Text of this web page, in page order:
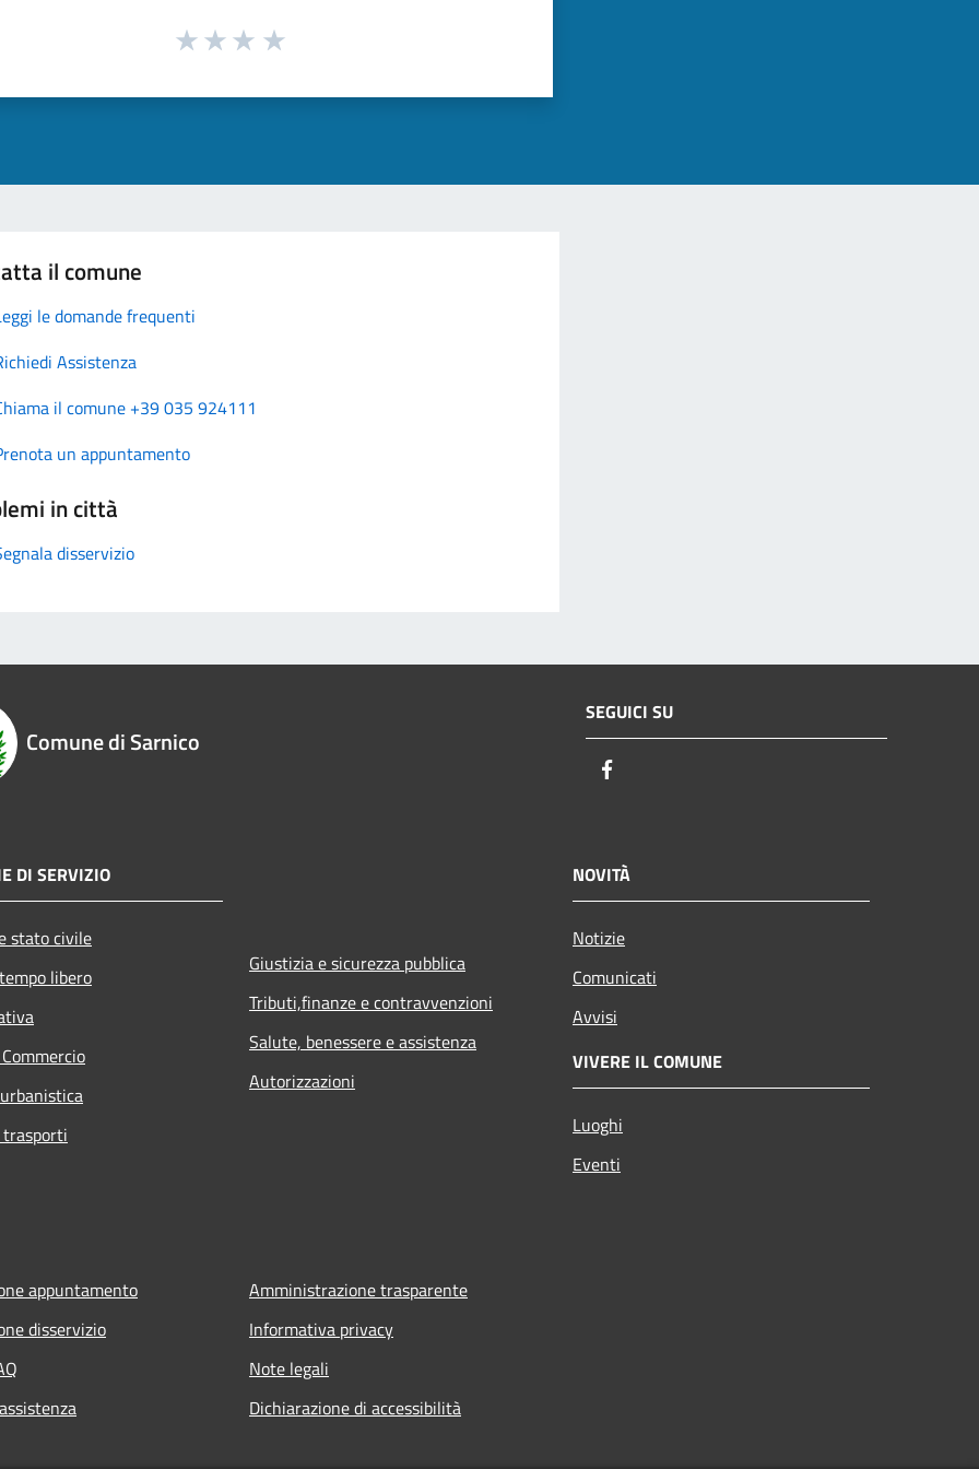
il comune
le domande frequenti
Assistenza
il comune +39 035 924111
un appuntamento
in città
disservizio
Comune di Sarnico
SEGUICI SU
DI SERVIZIO
stato civile
libero
Giustizia e sicurezza pubblica
Tributi,finanze e contravvenzioni
Salute, benessere e assistenza
Autorizzazioni
NOVITÀ
Notizie
Comunicati
Avvisi
VIVERE IL COMUNE
Luoghi
Eventi
appuntamento
disservizio
Amministrazione trasparente
Informativa privacy
Note legali
Dichiarazione di accessibilità